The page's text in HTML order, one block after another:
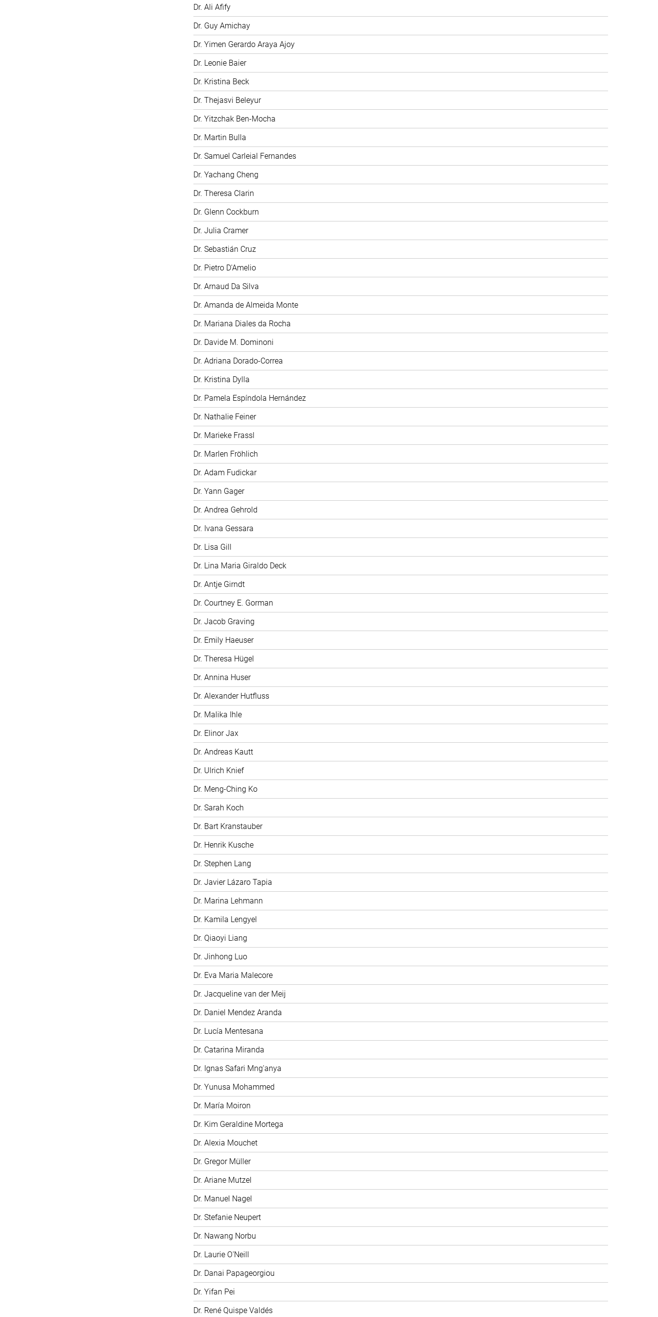
Dr. Ali Afify
Dr. Guy Amichay
Dr. Yimen Gerardo Araya Ajoy
Dr. Leonie Baier
Dr. Kristina Beck
Dr. Thejasvi Beleyur
Dr. Yitzchak Ben-Mocha
Dr. Martin Bulla
Dr. Samuel Carleial Fernandes
Dr. Yachang Cheng
Dr. Theresa Clarin
Dr. Glenn Cockburn
Dr. Julia Cramer
Dr. Sebastián Cruz
Dr. Pietro D'Amelio
Dr. Arnaud Da Silva
Dr. Amanda de Almeida Monte
Dr. Mariana Diales da Rocha
Dr. Davide M. Dominoni
Dr. Adriana Dorado-Correa
Dr. Kristina Dylla
Dr. Pamela Espíndola Hernández
Dr. Nathalie Feiner
Dr. Marieke Frassl
Dr. Marlen Fröhlich
Dr. Adam Fudickar
Dr. Yann Gager
Dr. Andrea Gehrold
Dr. Ivana Gessara
Dr. Lisa Gill
Dr. Lina Maria Giraldo Deck
Dr. Antje Girndt
Dr. Courtney E. Gorman
Dr. Jacob Graving
Dr. Emily Haeuser
Dr. Theresa Hügel
Dr. Annina Huser
Dr. Alexander Hutfluss
Dr. Malika Ihle
Dr. Elinor Jax
Dr. Andreas Kautt
Dr. Ulrich Knief
Dr. Meng-Ching Ko
Dr. Sarah Koch
Dr. Bart Kranstauber
Dr. Henrik Kusche
Dr. Stephen Lang
Dr. Javier Lázaro Tapia
Dr. Marina Lehmann
Dr. Kamila Lengyel
Dr. Qiaoyi Liang
Dr. Jinhong Luo
Dr. Eva Maria Malecore
Dr. Jacqueline van der Meij
Dr. Daniel Mendez Aranda
Dr. Lucía Mentesana
Dr. Catarina Miranda
Dr. Ignas Safari Mng'anya
Dr. Yunusa Mohammed
Dr. María Moiron
Dr. Kim Geraldine Mortega
Dr. Alexia Mouchet
Dr. Gregor Müller
Dr. Ariane Mutzel
Dr. Manuel Nagel
Dr. Stefanie Neupert
Dr. Nawang Norbu
Dr. Laurie O'Neill
Dr. Danai Papageorgiou
Dr. Yifan Pei
Dr. René Quispe Valdés